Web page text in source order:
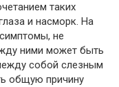
таких
и насморк. На
не
ними может быть
собой слезным
общую причину